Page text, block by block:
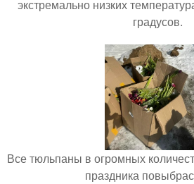
экстремально низких
градусов.
Все тюльпаны в огромных
праздника